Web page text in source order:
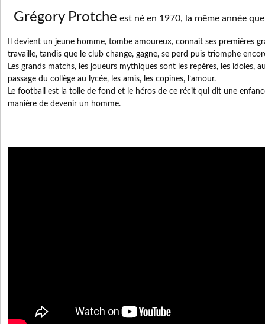
Grégory Protche est né en 1970, la même année
Il devient un jeune homme, tombe amoureux, connait ses premières
travaille, tandis que le club change, gagne, se perd puis triomphe
Les grands matchs, les joueurs mythiques sont les repères, les idoles,
passage du collège au lycée, les amis, les copines, l’amour.
Le football est la toile de fond et le héros de ce récit qui dit une
manière de devenir un homme.